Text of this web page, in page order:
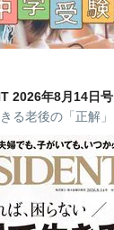
2026年8月14日号
る老後の「正解」